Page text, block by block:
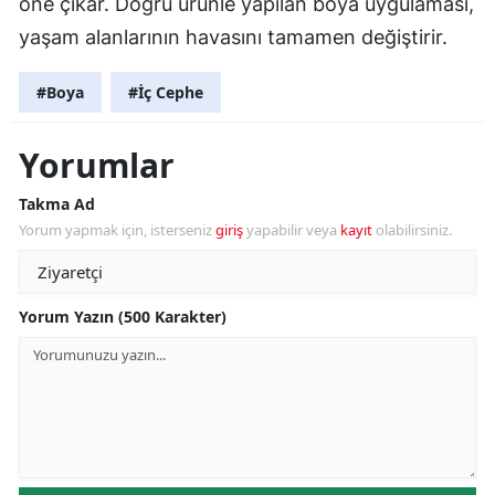
yaşam alanlarının havasını tamamen değiştirir.
#Boya #İç Cephe
Yorumlar
Takma Ad
Yorum yapmak için, istersenizgirişyapabilir veya kayıt olabilirsiniz.
Yorum Yazın (500 Karakter)